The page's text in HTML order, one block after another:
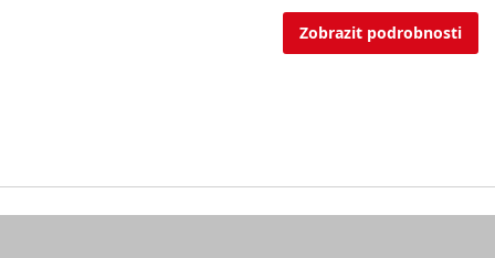
Zobrazit podrobnosti